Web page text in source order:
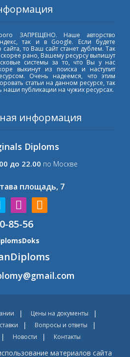
ЗАПРЕЩЕНО. Наше авторство
так и в Google. Если будете
сайта, то Ваш сайт станет дублем. Так
рано, Вашему ресурсу выпишут
системы за то, что Вы у нас
выкинут из поиска и наступит
Очень надеемся, что этим
статьи на данном ресурсе, так
наши публикации на чужих ресурсах.
информация
Diploms
до 22.00 по Москве
площадь, 7
85-56
Цены на документы
Вопросы и ответы
Новости Контакты
материалов сайта